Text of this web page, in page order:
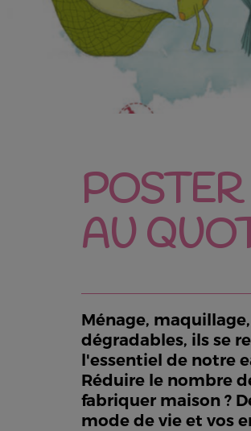
AU
Ménage,
dégradables, ils se
l'essentiel de notre
Réduire le nombre
fabriquer maison ?
mode de vie et vos